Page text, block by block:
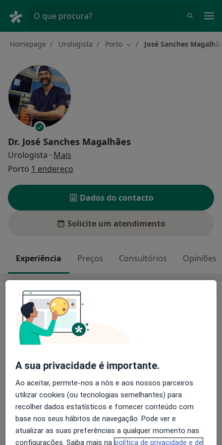
O que procura?
Homepage Urologista Porto Mudar de cidade
José Sanches
Dr. José Sanches Magalhães
Urologista · Mais
Porto 1 endereço
Dados do contacto
Solicite um atendimento
Experiência Preços Consultórios Opiniões
Experiência
Urologistaespecializado
invasivos
dapróstata.
Formação
tratamentofocaldocancroda
próstata edo RezumparaHiperplasiaBenignada
Próstata. Fundador do
Instituto de TerapiaFocalda PróstatanoPortoem2016.
A sua privacidade é importante.
Ao aceitar, permite-nos a nós e aos nossos parceiros
utilizar cookies (ou tecnologias semelhantes) para
recolher dados estatísticos e fornecer conteúdo com
base nos seus hábitos de navegação. Pode ver e
atualizar as suas preferências a qualquer momento nas
configurações. Saiba mais na política de privacidade e de